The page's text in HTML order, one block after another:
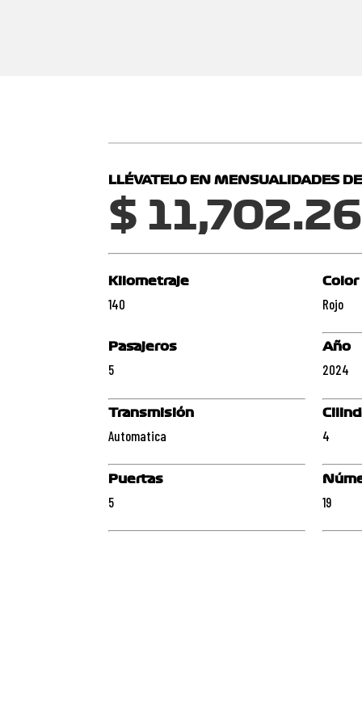
LLÉVATELO EN MENSUALIDADES
$ 11,702.26
Kilometraje
140
Color
Rojo
Pasajeros
5
Año
2024
Transmisión
Automatica 4
Puertas
5 19